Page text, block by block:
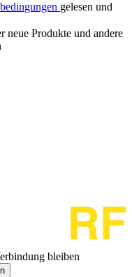
gelesen und
neue Produkte und andere
bleiben